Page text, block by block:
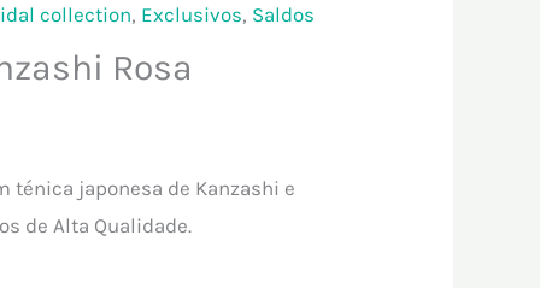
collection, Exclusivos, Saldos
Rosa
ténica japonesa de Kanzashi e
de Alta Qualidade.